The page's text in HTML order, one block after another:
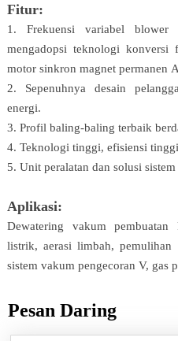
Fitur:
1. Frekuensi variabel blower
mengadopsi teknologi konversi
motor sinkron magnet permanen
2. Sepenuhnya desain
energi.
3. Profil baling-baling terbaik
4. Teknologi tinggi, efisiensi
5. Unit peralatan dan solusi
Aplikasi:
Dewatering vakum pembuatan
listrik, aerasi limbah,
sistem vakum pengecoran V, gas
Pesan Daring